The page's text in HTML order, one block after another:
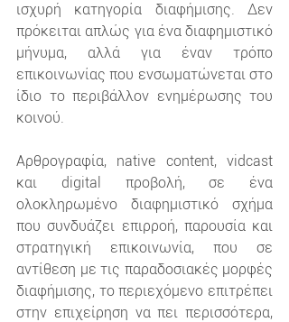
ισχυρή κατηγορία διαφήμισης. Δεν
πρόκειται απλώς για ένα διαφημιστικό
μήνυμα, αλλά για έναν τρόπο
επικοινωνίας που ενσωματώνεται στο
ίδιο το περιβάλλον ενημέρωσης του
κοινού.
Αρθρογραφία, native content, vidcast
και digital προβολή, σε ένα
ολοκληρωμένο διαφημιστικό σχήμα
που συνδυάζει επιρροή, παρουσία και
στρατηγική επικοινωνία, που σε
αντίθεση με τις παραδοσιακές μορφές
διαφήμισης, το περιεχόμενο επιτρέπει
στην επιχείρηση να πει περισσότερα,